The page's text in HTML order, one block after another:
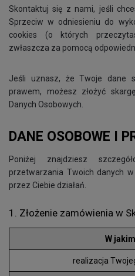
Skontaktuj się z nami, jeśli
Sprzeciw w odniesieniu do
cookies (o których
zwłaszcza za pomocą
Jeśli uznasz, że Twoje dane
prawem, możesz złożyć
Danych Osobowych.
DANE OSOBOWE I
Poniżej znajdziesz
przetwarzania Twoich danych
przez Ciebie działań.
1. Złożenie zamówienia w
W
realizacja